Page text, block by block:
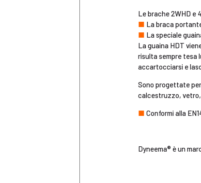
Le brache 2WHD e
■ La braca
■ La speciale
La guaina HDT
risulta sempre tesa
accartocciarsi e
Sono progettate
calcestruzzo,
■ Conformi alla
Dyneema® è un